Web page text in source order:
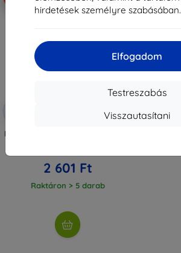
hirdetések személyre szabásában.
Elfogadom
Testreszabás
Visszautasítani
EXTRA10
Beline Case Book Magnetic Oppo
2 601 Ft
Raktáron > 5 darab